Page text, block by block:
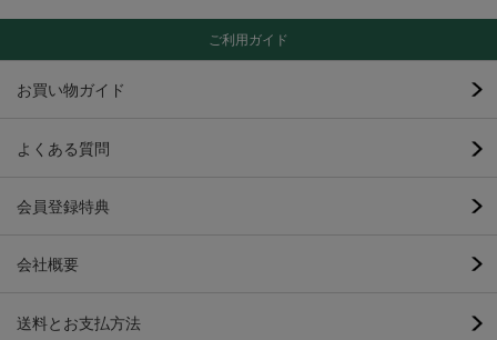
ご利用ガイド
お買い物ガイド
よくある質問
会員登録特典
会社概要
送料とお支払方法